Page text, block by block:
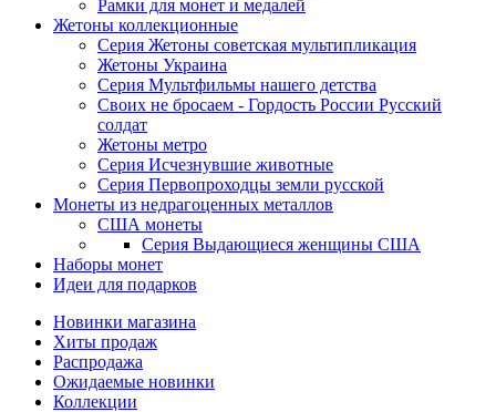
Рамки для монет и медалей
Жетоны коллекционные
Серия Жетоны советская мультипликация
Жетоны Украина
Серия Мультфильмы нашего детства
Своих не бросаем - Гордость России Русский
солдат
Жетоны метро
Серия Исчезнувшие животные
Серия Первопроходцы земли русской
Монеты из недрагоценных металлов
США монеты
Серия Выдающиеся женщины США
Наборы монет
Идеи для подарков
Новинки магазина
Хиты продаж
Распродажа
Ожидаемые новинки
Коллекции